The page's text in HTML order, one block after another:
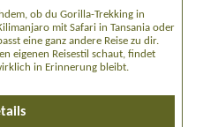
ob du Gorilla-Trekking in
mit Safari in Tansania oder
eine ganz andere Reise zu dir.
eigenen Reisestil schaut, findet
in Erinnerung bleibt.